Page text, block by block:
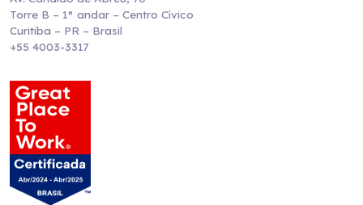
Torre B – 1° andar – Centro Cívico
Curitiba – PR – Brasil
+55 4003-3317